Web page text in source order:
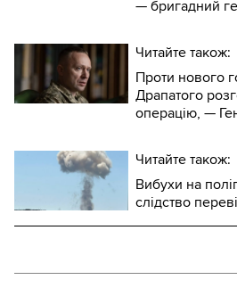
— бригадний
Читайте також:
Проти нового
Драпатого
операцію, —
Читайте також:
Вибухи на
слідство